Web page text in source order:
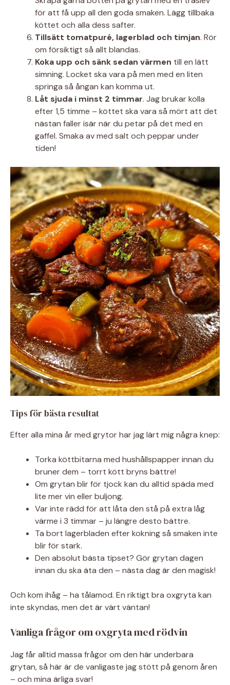
för att få upp all den goda smaken. Lägg tillbaka
köttet och alla dess safter.
Tillsätt tomatpuré, lagerblad och timjan. Rör
om försiktigt så allt blandas.
Koka upp och sänk sedan värmen till en lätt
simning. Locket ska vara på men med en liten
springa så ångan kan komma ut.
Låt sjuda i minst 2 timmar. Jag brukar kolla
efter 1,5 timme – köttet ska vara så mört att det
nästan faller isär när du petar på det med en
gaffel. Smaka av med salt och peppar under
tiden!
Tips för bästa resultat
Efter alla mina år med grytor har jag lärt mig några knep:
Torka köttbitarna med hushållspapper innan du
bruner dem – torrt kött bryns bättre!
Om grytan blir för tjock kan du alltid späda med
lite mer vin eller buljong.
Var inte rädd för att låta den stå på extra låg
värme i 3 timmar – ju längre desto bättre.
Ta bort lagerbladen efter kokning så smaken inte
blir för stark.
Den absolut bästa tipset? Gör grytan dagen
innan du ska äta den – nästa dag är den magisk!
Och kom ihåg – ha tålamod. En riktigt bra oxgryta kan
inte skyndas, men det är värt väntan!
Vanliga frågor om oxgryta med rödvin
Jag får alltid massa frågor om den här underbara
grytan, så här är de vanligaste jag stött på genom åren
– och mina ärliga svar!